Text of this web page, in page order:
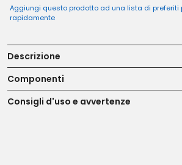
Aggiungi questo prodotto ad una lista di preferiti
rapidamente
Descrizione
Componenti
Consigli d'uso e avvertenze